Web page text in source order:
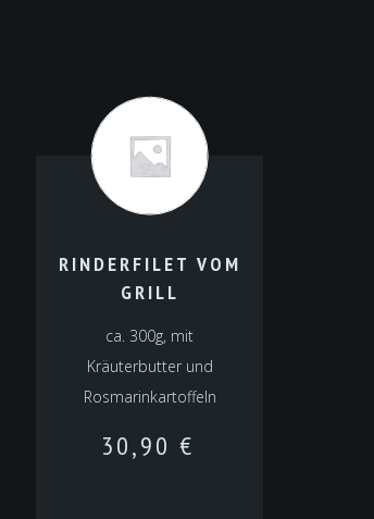
RINDERFILET VOM
GRILL
ca. 300g, mit
Kräuterbutter und
Rosmarinkartoffeln
30,90 €